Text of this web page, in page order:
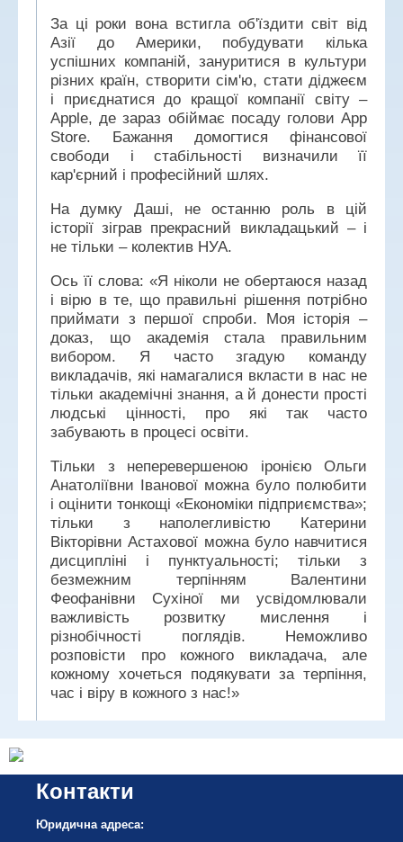
За ці роки вона встигла об'їздити світ від
Азії до Америки, побудувати кілька
успішних компаній, зануритися в культури
різних країн, створити сім'ю, стати діджеєм
і приєднатися до кращої компанії світу –
Apple, де зараз обіймає посаду голови App
Store. Бажання домогтися фінансової
свободи і стабільності визначили її
кар'єрний і професійний шлях.
На думку Даші, не останню роль в цій
історії зіграв прекрасний викладацький – і
не тільки – колектив НУА.
Ось її слова: «Я ніколи не обертаюся назад
і вірю в те, що правильні рішення потрібно
приймати з першої спроби. Моя історія –
доказ, що академія стала правильним
вибором. Я часто згадую команду
викладачів, які намагалися вкласти в нас не
тільки академічні знання, а й донести прості
людські цінності, про які так часто
забувають в процесі освіти.
Тільки з неперевершеною іронією Ольги
Анатоліївни Іванової можна було полюбити
і оцінити тонкощі «Економіки підприємства»;
тільки з наполегливістю Катерини
Вікторівни Астахової можна було навчитися
дисципліні і пунктуальності; тільки з
безмежним терпінням Валентини
Феофанівни Сухіної ми усвідомлювали
важливість розвитку мислення і
різнобічності поглядів. Неможливо
розповісти про кожного викладача, але
кожному хочеться подякувати за терпіння,
час і віру в кожного з нас!»
Контакти
Юридична адреса: